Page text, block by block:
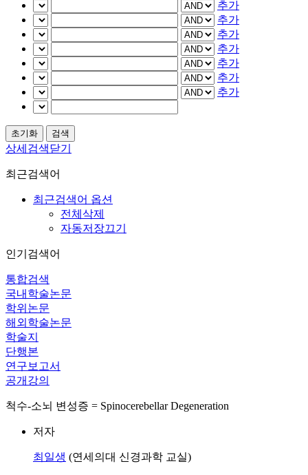
추가
추가
추가
추가
추가
추가
추가
상세검색닫기
최근검색어
최근검색어 옵션
전체삭제
자동저장끄기
인기검색어
통합검색
국내학술논문
학위논문
해외학술논문
학술지
단행본
연구보고서
공개강의
척수-소뇌 변성증 = Spinocerebellar Degeneration
저자
최일생 (연세의대 신경과학 교실)